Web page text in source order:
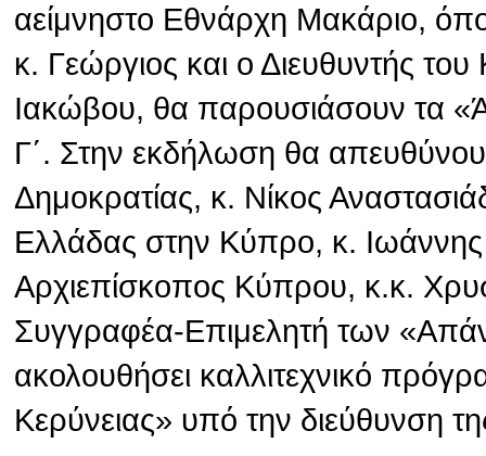
αείμνηστο Εθνάρχη Μακάριο,
κ. Γεώργιος και ο Διευθυντής
Ιακώβου, θα παρουσιάσουν τα
Γ΄. Στην εκδήλωση θα
Δημοκρατίας, κ. Νίκος
Ελλάδας στην Κύπρο, κ.
Αρχιεπίσκοπος Κύπρου, κ.κ.
Συγγραφέα-Επιμελητή των
ακολουθήσει καλλιτεχνικό
Κερύνειας» υπό την διεύθυνση